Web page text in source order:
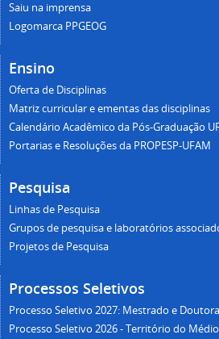
Saiu na imprensa
Logomarca PPGEOG
Ensino
Oferta de Disciplinas
Matriz curricular e ementas das disciplinas
Calendário Acadêmico da Pós-Graduação
Portarias e Resoluções da PROPESP-UFAM
Pesquisa
Linhas de Pesquisa
Grupos de pesquisa e laboratórios
Projetos de Pesquisa
Processos Seletivos
Processo Seletivo 2027: Mestrado e
Processo Seletivo 2026 - Território do